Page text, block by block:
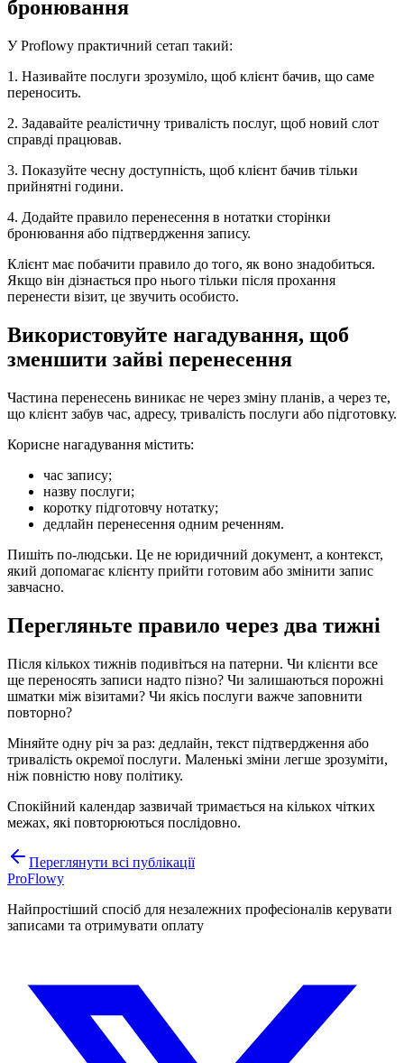
бронювання
У Proflowy практичний сетап такий:
1. Називайте послуги зрозуміло, щоб клієнт бачив, що саме
переносить.
2. Задавайте реалістичну тривалість послуг, щоб новий слот
справді працював.
3. Показуйте чесну доступність, щоб клієнт бачив тільки
прийнятні години.
4. Додайте правило перенесення в нотатки сторінки
бронювання або підтвердження запису.
Клієнт має побачити правило до того, як воно знадобиться.
Якщо він дізнається про нього тільки після прохання
перенести візит, це звучить особисто.
Використовуйте нагадування, щоб
зменшити зайві перенесення
Частина перенесень виникає не через зміну планів, а через те,
що клієнт забув час, адресу, тривалість послуги або підготовку.
Корисне нагадування містить:
час запису;
назву послуги;
коротку підготовчу нотатку;
дедлайн перенесення одним реченням.
Пишіть по-людськи. Це не юридичний документ, а контекст,
який допомагає клієнту прийти готовим або змінити запис
завчасно.
Перегляньте правило через два тижні
Після кількох тижнів подивіться на патерни. Чи клієнти все
ще переносять записи надто пізно? Чи залишаються порожні
шматки між візитами? Чи якісь послуги важче заповнити
повторно?
Міняйте одну річ за раз: дедлайн, текст підтвердження або
тривалість окремої послуги. Маленькі зміни легше зрозуміти,
ніж повністю нову політику.
Спокійний календар зазвичай тримається на кількох чітких
межах, які повторюються послідовно.
Переглянути всі публікації
ProFlowy
Найпростіший спосіб для незалежних професіоналів керувати
записами та отримувати оплату